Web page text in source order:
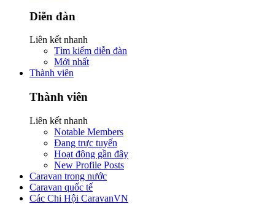
Diễn đàn
Liên kết nhanh
Tìm kiếm diễn đàn
Mới nhất
Thành viên
Thành viên
Liên kết nhanh
Notable Members
Đang trực tuyến
Hoạt động gần đây
New Profile Posts
Caravan trong nước
Caravan quốc tế
Các Chi Hội CaravanVN